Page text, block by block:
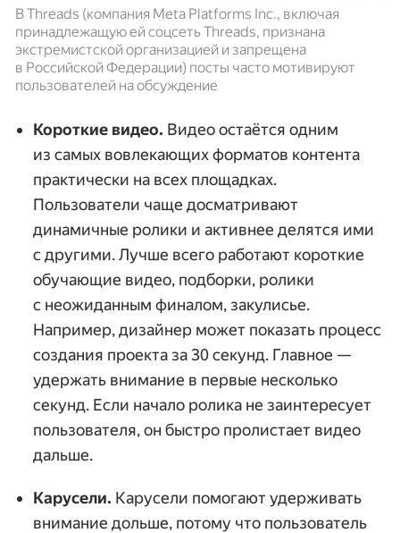
В Threads (компания Meta Platforms Inc., включая
принадлежащую ей соцсеть Threads, признана
экстремистской организацией и запрещена
в Российской Федерации) посты часто мотивируют
пользователей на обсуждение
Короткие видео. Видео остаётся одним
из самых вовлекающих форматов контента
практически на всех площадках.
Пользователи чаще досматривают
динамичные ролики и активнее делятся ими
с другими. Лучше всего работают короткие
обучающие видео, подборки, ролики
с неожиданным финалом, закулисье.
Например, дизайнер может показать процесс
создания проекта за 30 секунд. Главное —
удержать внимание в первые несколько
секунд. Если начало ролика не заинтересует
пользователя, он быстро пролистает видео
дальше.
Карусели. Карусели помогают удерживать
внимание дольше, потому что пользователь